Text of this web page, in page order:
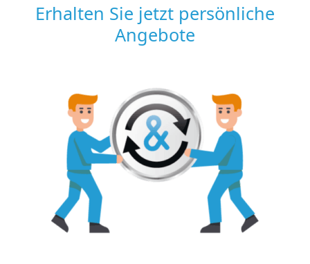
Erhalten Sie jetzt persönliche
Angebote